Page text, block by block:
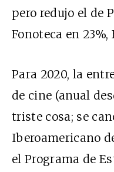
pero redujo el de
Fonoteca en
Para 2020, la
de cine (anual
triste cosa; se
Iberoamericano
el Programa de